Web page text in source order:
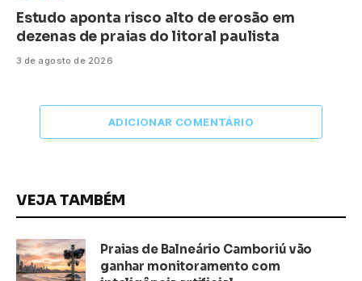
Estudo aponta risco alto de erosão em
dezenas de praias do litoral paulista
3 de agosto de 2026
ADICIONAR COMENTÁRIO
VEJA TAMBÉM
Praias de Balneário Camboriú vão
ganhar monitoramento com